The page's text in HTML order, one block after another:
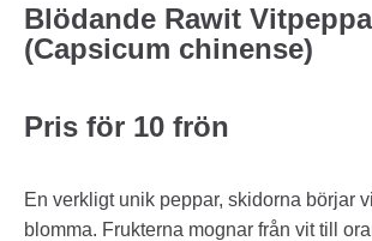
Blödande Rawit
(Capsicum chinense)
Pris för 10 frön
En verkligt unik peppar, skidorna börjar
blomma. Frukterna mognar från vit till